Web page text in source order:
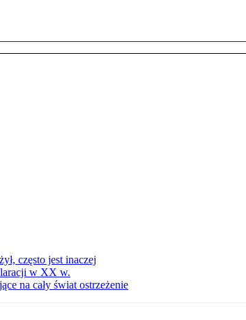
często jest inaczej
w XX w.
na cały świat ostrzeżenie